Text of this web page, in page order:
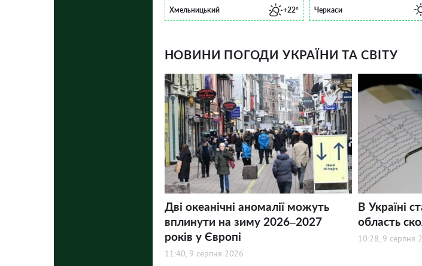
Хмельницький +22° Черкаси
НОВИНИ ПОГОДИ УКРАЇНИ ТА СВІТУ
Дві океанічні аномалії можуть
вплинути на зиму 2026–2027
років у Європі
11:40, 9 серпня 2026
В Україні
область
10:28, 9 серпня